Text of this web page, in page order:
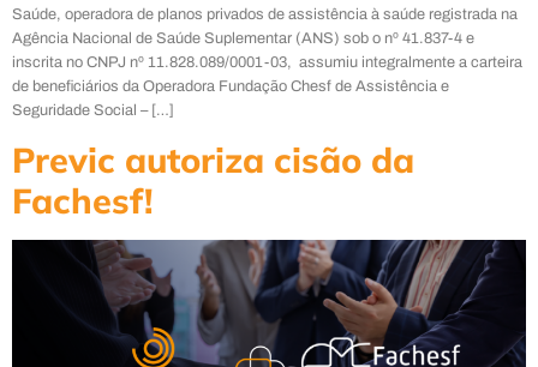
Saúde, operadora de planos privados de assistência à saúde registrada na
Agência Nacional de Saúde Suplementar (ANS) sob o nº 41.837-4 e
inscrita no CNPJ nº 11.828.089/0001-03, assumiu integralmente a carteira
de beneficiários da Operadora Fundação Chesf de Assistência e
Seguridade Social – […]
Previc autoriza cisão da
Fachesf!